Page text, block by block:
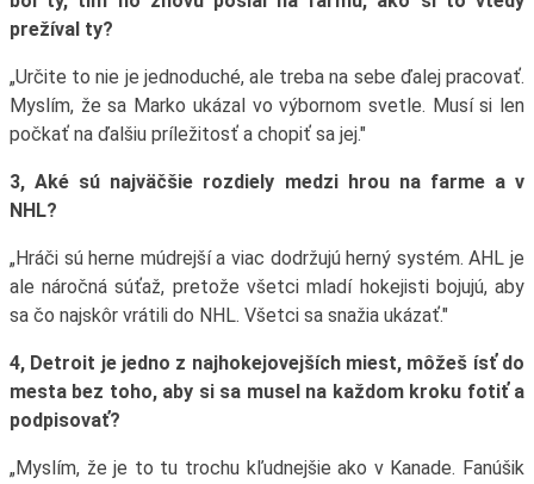
prežíval ty?
„Určite to nie je jednoduché, ale treba na sebe ďalej pracovať.
Myslím, že sa Marko ukázal vo výbornom svetle. Musí si len
počkať na ďalšiu príležitosť a chopiť sa jej."
3, Aké sú najväčšie rozdiely medzi hrou na farme a v
NHL?
„Hráči sú herne múdrejší a viac dodržujú herný systém. AHL je
ale náročná súťaž, pretože všetci mladí hokejisti bojujú, aby
sa čo najskôr vrátili do NHL. Všetci sa snažia ukázať."
4, Detroit je jedno z najhokejovejších miest, môžeš ísť do
mesta bez toho, aby si sa musel na každom kroku fotiť a
podpisovať?
„Myslím, že je to tu trochu kľudnejšie ako v Kanade. Fanúšik